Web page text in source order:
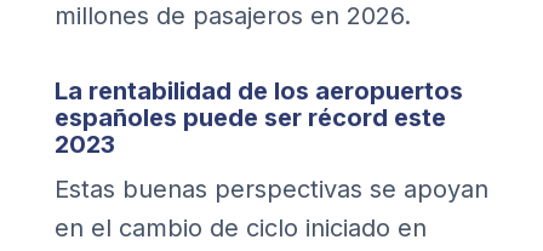
millones de pasajeros en 2026.
La rentabilidad de los aeropuertos
españoles puede ser récord este
2023
Estas buenas perspectivas se apoyan
en el cambio de ciclo iniciado en